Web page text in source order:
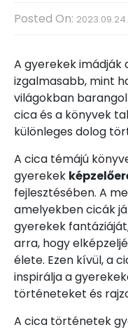
Posted On: 2023.09.24.
A gyerekek imádják
izgalmasabb, mint
világokban
cica és a könyvek
különleges dolog
A cica témájú
gyerekek
fejlesztésében. A
amelyekben cicák
gyerekek
arra, hogy
élete. Ezen kívül, a
inspirálja a
történeteket és
A cica történetek